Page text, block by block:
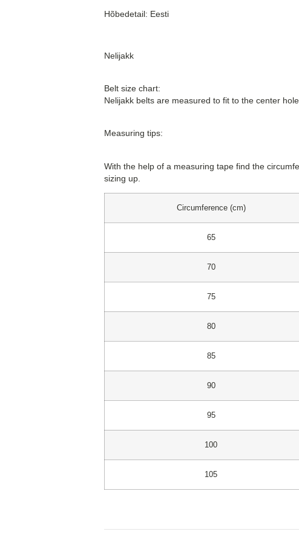
Hõbedetail: Eesti
Nelijakk
Belt size chart:
Nelijakk belts are measured to fit to the center
Measuring tips:
With the help of a measuring tape find the
sizing up.
Circumference (cm)
65
70
75
80
85
90
95
100
105